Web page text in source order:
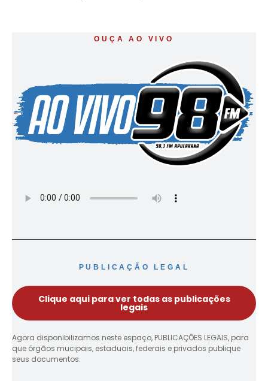
OUÇA AO VIVO
PUBLICAÇÃO LEGAL
Clique aqui para ver todas as publicações
legais
Agora disponibilizamos neste espaço, PUBLICAÇÕES LEGAIS, para
que órgãos mucipais, estaduais, federais e privados publique
seus documentos.